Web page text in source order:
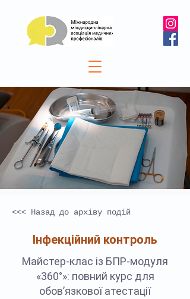
<<< Назад до архіву подій
Інфекційний контроль
Майстер-клас із БПР-модуля
«360°»: повний курс для
обов’язкової атестації